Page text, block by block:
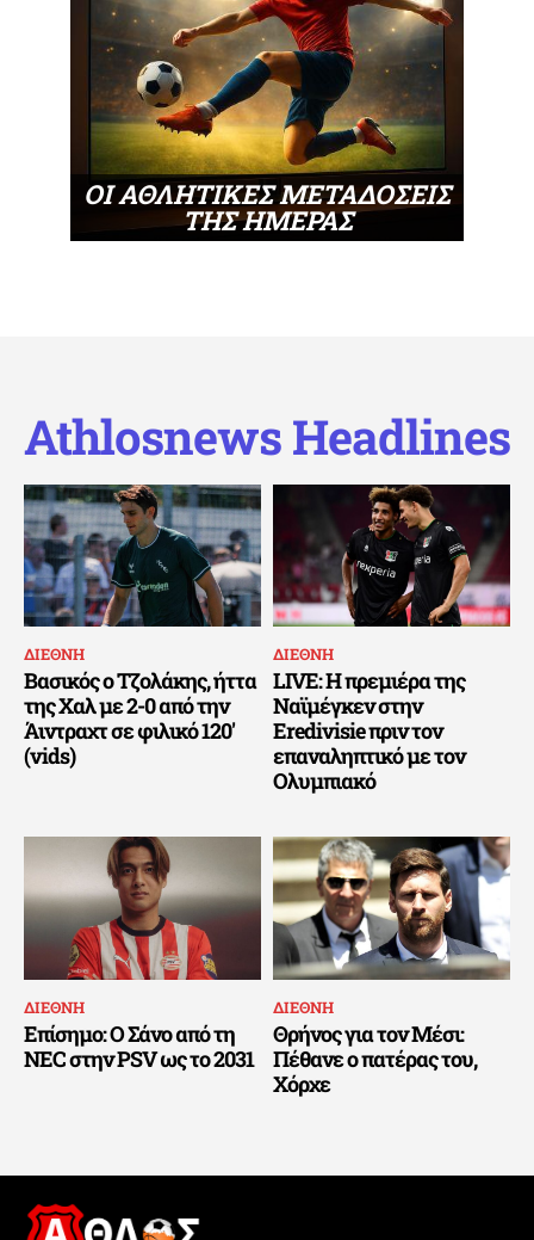
ΟΙ ΑΘΛΗΤΙΚΕΣ ΜΕΤΑΔΟΣΕΙΣ
ΤΗΣ ΗΜΕΡΑΣ
Athlosnews Headlines
ΔΙΕΘΝΗ
Βασικός ο Τζολάκης, ήττα
της Χαλ με 2-0 από την
Άιντραχτ σε φιλικό 120′
(vids)
ΔΙΕΘΝΗ
LIVE: Η πρεμιέρα της
Ναϊμέγκεν στην
Eredivisie πριν τον
επαναληπτικό με τον
Ολυμπιακό
ΔΙΕΘΝΗ
Επίσημο: Ο Σάνο από τη
NEC στην PSV ως το 2031
ΔΙΕΘΝΗ
Θρήνος για τον Μέσι:
Πέθανε ο πατέρας του,
Χόρχε